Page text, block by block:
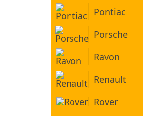
Pontiac
Porsche
Ravon
Renault
Rover